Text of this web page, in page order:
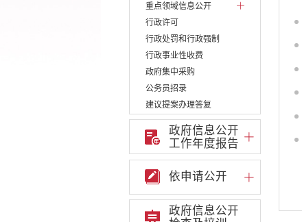
重点领域信息公开
行政许可
行政处罚和行政强制
行政事业性收费
政府集中采购
公务员招录
建议提案办理答复
减税降费
重大决策
财政资金直达基层
维稳就业
乡村振兴
养老服务
生态环境
政府信息公开
工作年度报告
依申请公开
政府信息公开